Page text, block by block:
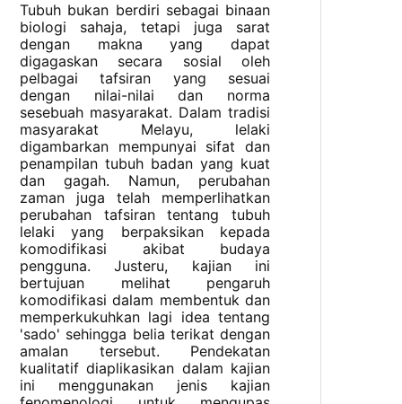
Tubuh bukan berdiri sebagai binaan
biologi sahaja, tetapi juga sarat
dengan makna yang dapat
digagaskan secara sosial oleh
pelbagai tafsiran yang sesuai
dengan nilai-nilai dan norma
sesebuah masyarakat. Dalam tradisi
masyarakat Melayu, lelaki
digambarkan mempunyai sifat dan
penampilan tubuh badan yang kuat
dan gagah. Namun, perubahan
zaman juga telah memperlihatkan
perubahan tafsiran tentang tubuh
lelaki yang berpaksikan kepada
komodifikasi akibat budaya
pengguna. Justeru, kajian ini
bertujuan melihat pengaruh
komodifikasi dalam membentuk dan
memperkukuhkan lagi idea tentang
'sado' sehingga belia terikat dengan
amalan tersebut. Pendekatan
kualitatif diaplikasikan dalam kajian
ini menggunakan jenis kajian